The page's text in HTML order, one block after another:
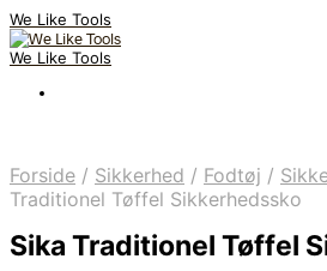
We Like Tools
We Like Tools
Forside / Sikkerhed / Fodtøj /
Traditionel Tøffel Sikkerhedssko
Sika Traditionel Tøffel